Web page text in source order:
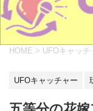
HOME > UFOキャッチ
UFOキャッチャー